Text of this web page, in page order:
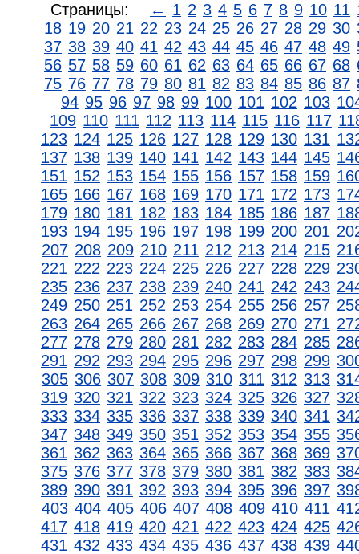
Страницы: ← 1 2 3 4 5 6 7 8 9 10 11
18 19 20 21 22 23 24 25 26 27 28 29 30
37 38 39 40 41 42 43 44 45 46 47 48 49
56 57 58 59 60 61 62 63 64 65 66 67 68
75 76 77 78 79 80 81 82 83 84 85 86 87
94 95 96 97 98 99 100 101 102 103
109 110 111 112 113 114 115 116 117
123 124 125 126 127 128 129 130 131
137 138 139 140 141 142 143 144 145
151 152 153 154 155 156 157 158 159
165 166 167 168 169 170 171 172 173
179 180 181 182 183 184 185 186 187
193 194 195 196 197 198 199 200 201
207 208 209 210 211 212 213 214 215
221 222 223 224 225 226 227 228 229
235 236 237 238 239 240 241 242 243
249 250 251 252 253 254 255 256 257
263 264 265 266 267 268 269 270 271
277 278 279 280 281 282 283 284 285
291 292 293 294 295 296 297 298 299
305 306 307 308 309 310 311 312 313
319 320 321 322 323 324 325 326 327
333 334 335 336 337 338 339 340 341
347 348 349 350 351 352 353 354 355
361 362 363 364 365 366 367 368 369
375 376 377 378 379 380 381 382 383
389 390 391 392 393 394 395 396 397
403 404 405 406 407 408 409 410 411
417 418 419 420 421 422 423 424 425
431 432 433 434 435 436 437 438 439